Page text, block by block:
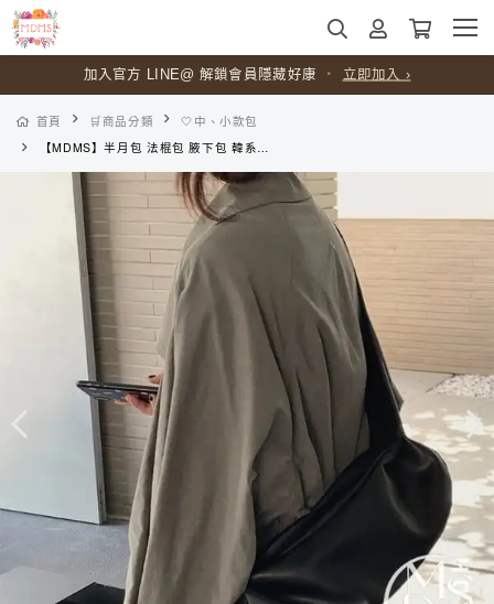
全館滿 $599免運 ・ 未滿酌收超商運費$60
加入官方 LINE@ 解鎖會員隱藏好康 ・ 立即加入 ›
首頁 🛒商品分類
🤍中、小款包
【MDMS】半月包 法棍包 腋下包 韓系弧形肩背包 歐美極簡 柔軟皮革水餃包 女生百搭日常外出穿搭包 小眾設計 B068